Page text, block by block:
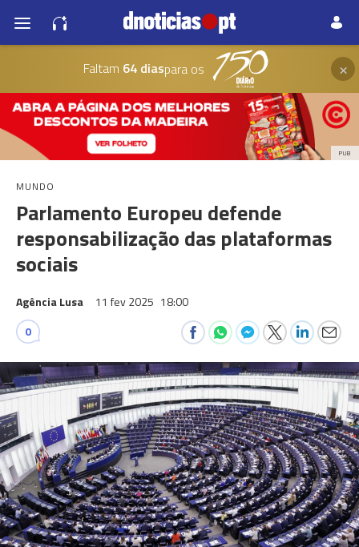
Faltam 64 diaspara os ×
PUB
MUNDO
Parlamento Europeu defende
responsabilização das plataformas
sociais
Agência Lusa 11 fev 2025 18:00
0